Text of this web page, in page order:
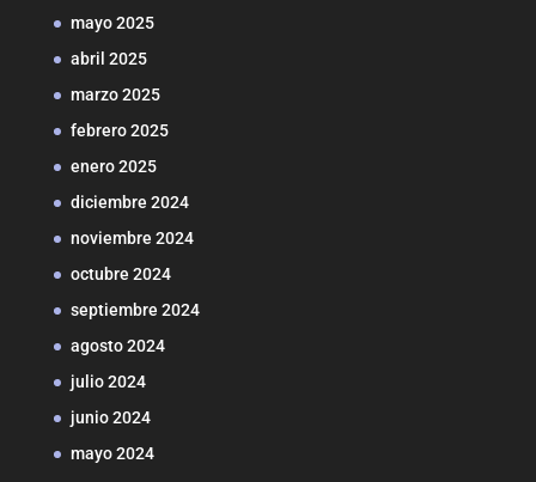
mayo 2025
abril 2025
marzo 2025
febrero 2025
enero 2025
diciembre 2024
noviembre 2024
octubre 2024
septiembre 2024
agosto 2024
julio 2024
junio 2024
mayo 2024